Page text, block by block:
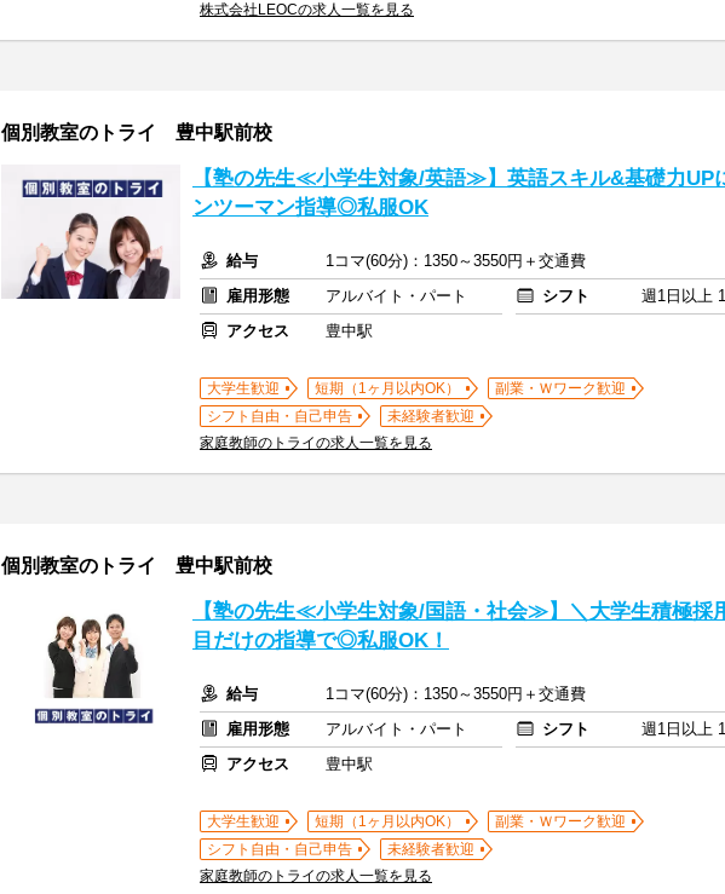
株式会社LEOCの求人一覧を見る
個別教室のトライ 豊中駅前校
【塾の先生≪小学生対象/英語≫】英語スキル&基礎力
ンツーマン指導◎私服OK
給与
1コマ(60分)：1350～3550円＋交通費
雇用形態
アルバイト・パート シフト
週1日以上
アクセス
豊中駅
大学生歓迎 短期（1ヶ月以内OK）
副業・Ｗワーク歓迎
シフト自由・自己申告
未経験者歓迎
家庭教師のトライの求人一覧を見る
個別教室のトライ 豊中駅前校
【塾の先生≪小学生対象/国語・社会≫】＼大学生積極採
目だけの指導で◎私服OK！
給与
1コマ(60分)：1350～3550円＋交通費
雇用形態
アルバイト・パート シフト
週1日以上
アクセス
豊中駅
大学生歓迎 短期（1ヶ月以内OK）
副業・Ｗワーク歓迎
シフト自由・自己申告
未経験者歓迎
家庭教師のトライの求人一覧を見る